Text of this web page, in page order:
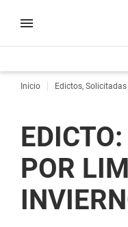
Inicio Edictos,
POR